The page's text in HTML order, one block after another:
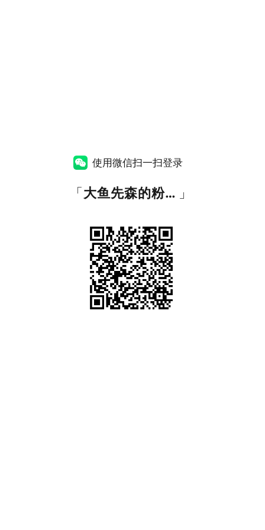
使用微信扫一扫登录
「 大鱼先森的粉丝福利资源站 」